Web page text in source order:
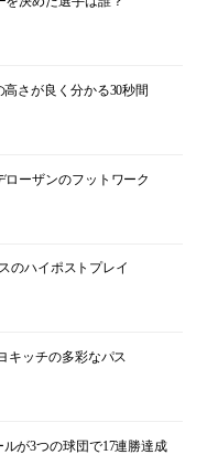
さが良く分かる30秒間
ーザンのフットワーク
のハイポストプレイ
キッチの多彩なパス
ルが3つの球団で17連勝達成